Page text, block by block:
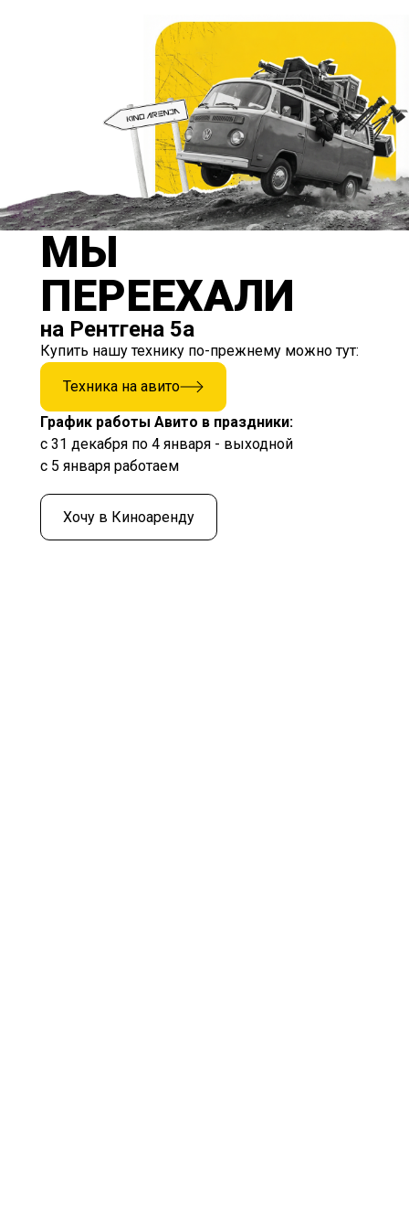
МЫ
ПЕРЕЕХАЛИ
на Рентгена 5а
Купить нашу технику по-прежнему можно тут:
Техника на авито
График работы Авито в праздники:
с 31 декабря по 4 января - выходной
с 5 января работаем
Хочу в Киноаренду